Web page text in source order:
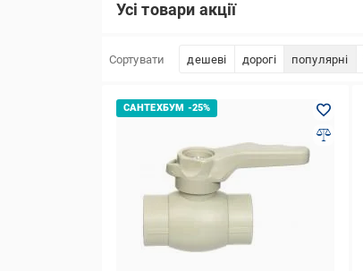
Усі товари акції
Сортувати дешеві дорогі популярні